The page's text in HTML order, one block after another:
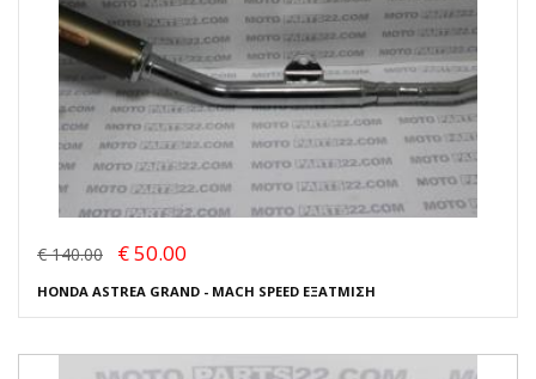
€ 140.00 € 50.00
HONDA ASTREA GRAND - MACH SPEED ΕΞΑΤΜΙΣΗ